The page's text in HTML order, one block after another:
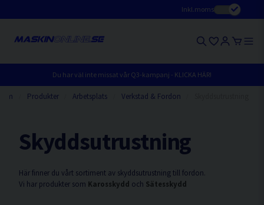
Inkl.moms
Du har väl inte missat vår Q3-kampanj - KLICKA HÄR!
Produkter Arbetsplats Verkstad & Fordon
Skyddsutrustning
Här finner du vårt sortiment av skyddsutrustning till fordon.
Vi har produkter som Karosskydd och Sätesskydd